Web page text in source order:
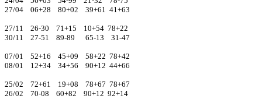
27/04 06+28 80+02 39+61 41+63
27/11 26-30 71+15 10+54 78+22
30/11 27-51 89-89 65-13 31-47
07/01 52+16 45+09 58+22 78+42
08/01 12+34 34+56 90+12 44+66
25/02 72+61 19+08 78+67 78+67
26/02 70-08 60+82 90+12 92+14